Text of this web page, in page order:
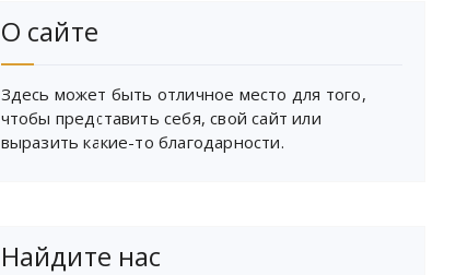
О сайте
Здесь может быть отличное место для того,
чтобы представить себя, свой сайт или
выразить какие-то благодарности.
Найдите нас